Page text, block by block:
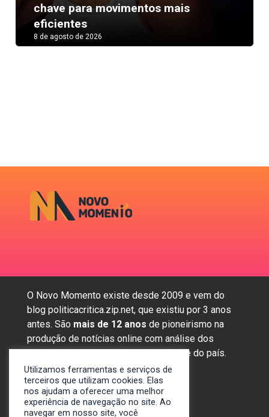
chave para movimentos mais
eficientes
8 de agosto de 2026
O Novo Momento existe desde 2009 e vem do
blog politicacritica.zip.net, que existiu por 3 anos
antes. São mais de 12 anos de pioneirismo na
produção de notícias online com análise dos
assuntos mais importantes da região e do país.
Sobre nós
Anunciar
Utilizamos ferramentas e serviços de
terceiros que utilizam cookies. Elas
nos ajudam a oferecer uma melhor
experiência de navegação no site. Ao
navegar em nosso site, você